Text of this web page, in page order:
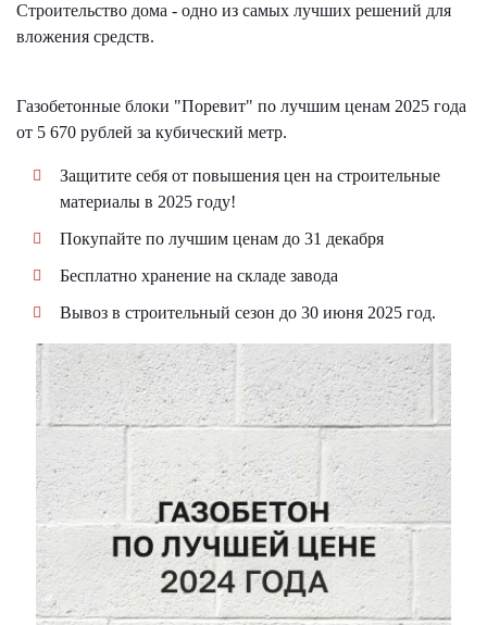
Строительство дома - одно из самых лучших решений для
вложения средств.
Газобетонные блоки "Поревит" по лучшим ценам 2025 года
от 5 670 рублей за кубический метр.
Защитите себя от повышения цен на строительные
материалы в 2025 году!
Покупайте по лучшим ценам до 31 декабря
Бесплатно хранение на складе завода
Вывоз в строительный сезон до 30 июня 2025 год.